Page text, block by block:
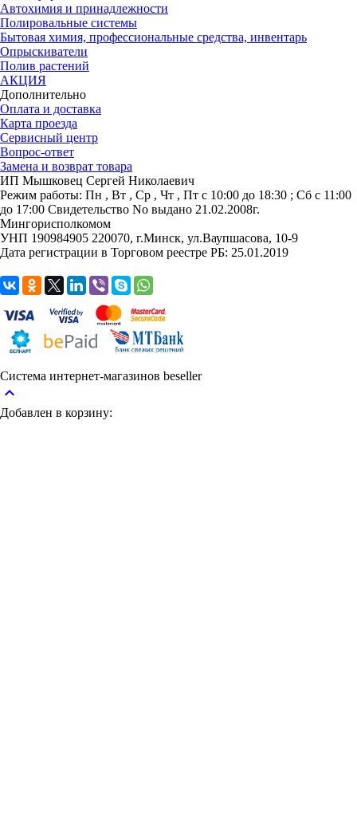
Автохимия и принадлежности
Полировальные системы
Бытовая химия, профессиональные средства, инвентарь
Опрыскиватели
Полив растений
АКЦИЯ
Дополнительно
Оплата и доставка
Карта проезда
Сервисный центр
Вопрос-ответ
Замена и возврат товара
ИП Мышковец Сергей Николаевич
Режим работы: Пн , Вт , Ср , Чт , Пт c 10:00 до 18:30 ; Сб c 11:00
до 17:00 Свидетельство No выдано 21.02.2008г.
Мингорисполкомом
УНП 190984905 220070, г.Минск, ул.Ваупшасова, 10-9
Дата регистрации в Торговом реестре РБ: 25.01.2019
Система интернет-магазинов beseller
keyboard_arrow_up
Добавлен в корзину: